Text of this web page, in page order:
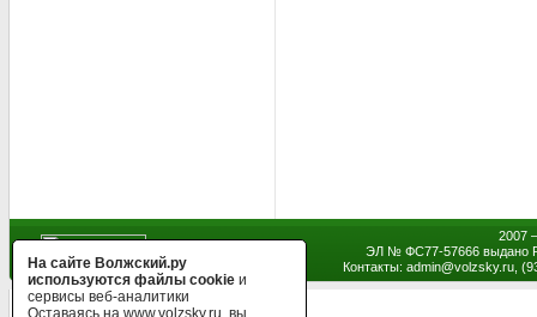
2007
ЭЛ № ФС77-57666 выдано
Контакты: admin@volzsky.ru,
На сайте Волжский.ру
используются файлы cookie и
сервисы веб-аналитики
Оставаясь на www.volzsky.ru, вы